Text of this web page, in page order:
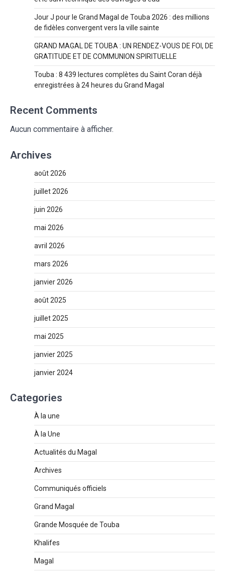
Jour J pour le Grand Magal de Touba 2026 : des millions
de fidèles convergent vers la ville sainte
GRAND MAGAL DE TOUBA : UN RENDEZ-VOUS DE FOI, DE
GRATITUDE ET DE COMMUNION SPIRITUELLE
Touba : 8 439 lectures complètes du Saint Coran déjà
enregistrées à 24 heures du Grand Magal
Recent Comments
Aucun commentaire à afficher.
Archives
août 2026
juillet 2026
juin 2026
mai 2026
avril 2026
mars 2026
janvier 2026
août 2025
juillet 2025
mai 2025
janvier 2025
janvier 2024
Categories
À la une
À la Une
Actualités du Magal
Archives
Communiqués officiels
Grand Magal
Grande Mosquée de Touba
Khalifes
Magal